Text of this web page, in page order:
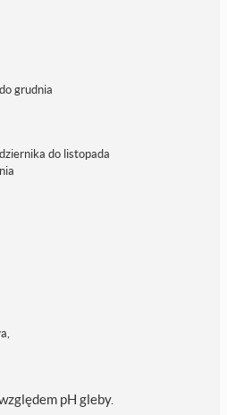
grudnia
do listopada
pH gleby.